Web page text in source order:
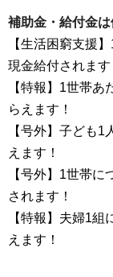
補助金・給付金は
【生活困窮支援
現金給付されます
【特報】1世帯
らえます！
【号外】子ども
えます！
【号外】1世帯
されます！
【特報】夫婦1
えます！